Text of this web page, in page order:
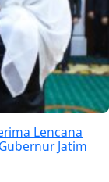
Lencana
Jatim